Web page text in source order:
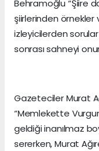
Behramoğlu “Şiire
şiirlerinden örnekler
izleyicilerden sorular
sonrası sahneyi
Gazeteciler Murat
“Memlekette
geldiği inanılmaz
sererken, Murat